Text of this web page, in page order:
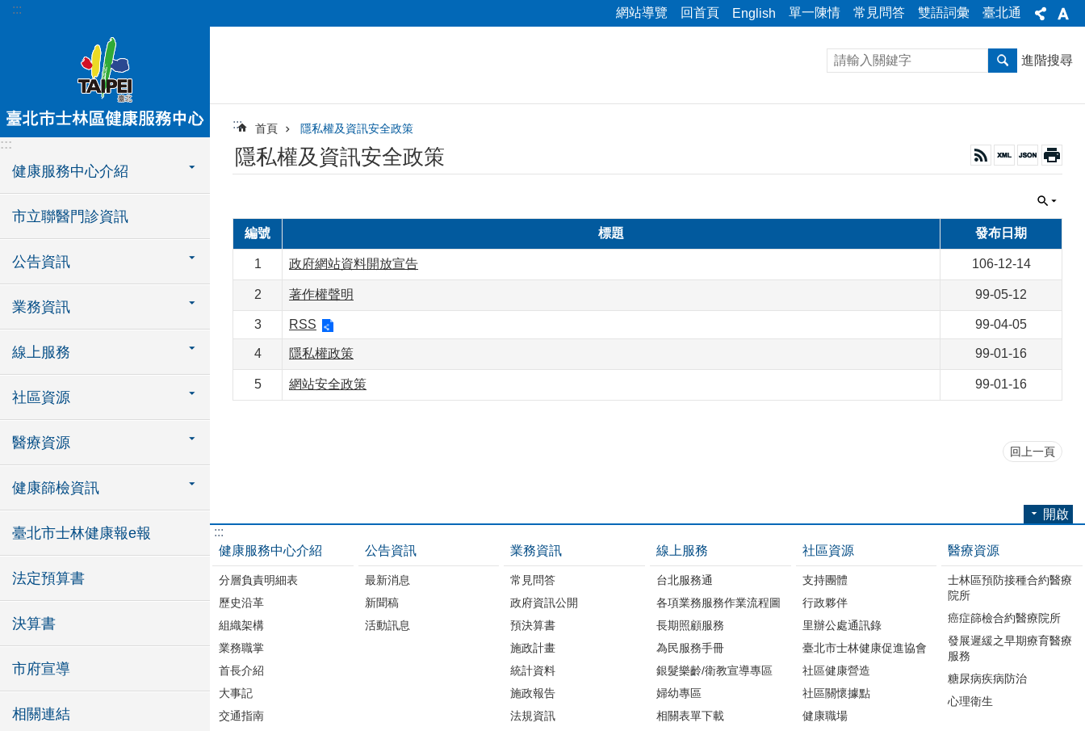
跳到主要內容區塊
::: 網站導覽 回首頁 English 單一陳情 常見問答 雙語詞彙 臺北通
:::
健康服務中心介紹
市立聯醫門診資訊
公告資訊
業務資訊
線上服務
社區資源
醫療資源
健康篩檢資訊
臺北市士林健康報e報
法定預算書
決算書
市府宣導
相關連結
進階搜尋
::: 首頁 隱私權及資訊安全政策
隱私權及資訊安全政策
編號 標題 發布日期
1 政府網站資料開放宣告 106-12-14
2 著作權聲明 99-05-12
3 RSS 99-04-05
4 隱私權政策 99-01-16
5 網站安全政策 99-01-16
回上一頁
開啟
:::
健康服務中心介紹
分層負責明細表
歷史沿革
組織架構
業務職掌
首長介紹
大事記
交通指南
公告資訊
最新消息
新聞稿
活動訊息
業務資訊
常見問答
政府資訊公開
預決算書
施政計畫
統計資料
施政報告
法規資訊
線上服務
台北服務通
各項業務服務作業流程圖
長期照顧服務
為民服務手冊
銀髮樂齡/衛教宣導專區
婦幼專區
相關表單下載
社區資源
支持團體
行政夥伴
里辦公處通訊錄
臺北市士林健康促進協會
社區健康營造
社區關懷據點
健康職場
醫療資源
士林區預防接種合約醫療
院所
癌症篩檢合約醫療院所
發展遲緩之早期療育醫療
服務
糖尿病疾病防治
心理衛生